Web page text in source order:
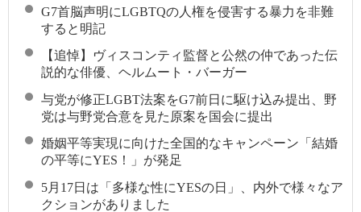
G7首脳声明にLGBTQの人権を侵害する暴力を非難
すると明記
【追悼】ヴィスコンティ監督と公然の仲であった伝
説的な俳優、ヘルムート・バーガー
与党が修正LGBT法案をG7前日に駆け込み提出、野
党は与野党合意を見た原案を国会に提出
婚姻平等実現に向けた全国的なキャンペーン「結婚
の平等にYES！」が発足
5月17日は「多様な性にYESの日」、内外で様々なア
クションがありました